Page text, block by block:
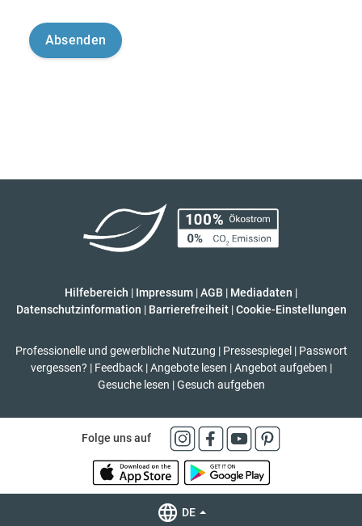
Hilfebereich | Impressum |AGB | Mediadaten |
Datenschutzinformation | Barrierefreiheit | Cookie-Einstellungen
Professionelle und gewerbliche Nutzung | Pressespiegel | Passwort
vergessen? | Feedback | Angebote lesen | Angebot aufgeben |
Gesuche lesen | Gesuch aufgeben
Folge uns auf
DE